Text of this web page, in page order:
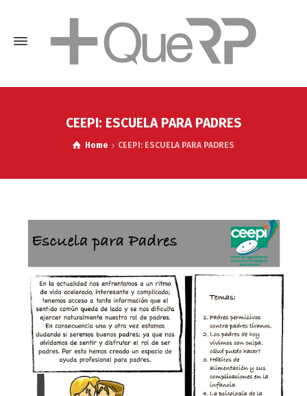
CEEPI: ESCUELA PARA PADRES
Home CEEPI: ESCUELA PARA PADRES